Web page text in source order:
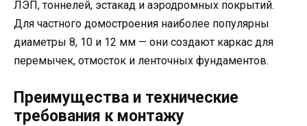
ЛЭП, тоннелей, эстакад и аэродромных покрытий.
Для частного домостроения наиболее популярны
диаметры 8, 10 и 12 мм — они создают каркас для
перемычек, отмосток и ленточных фундаментов.
Преимущества и технические
требования к монтажу